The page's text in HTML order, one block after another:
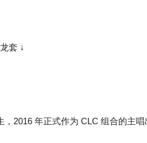
套 ↓
，2016 年正式作为 CLC 组合的主唱